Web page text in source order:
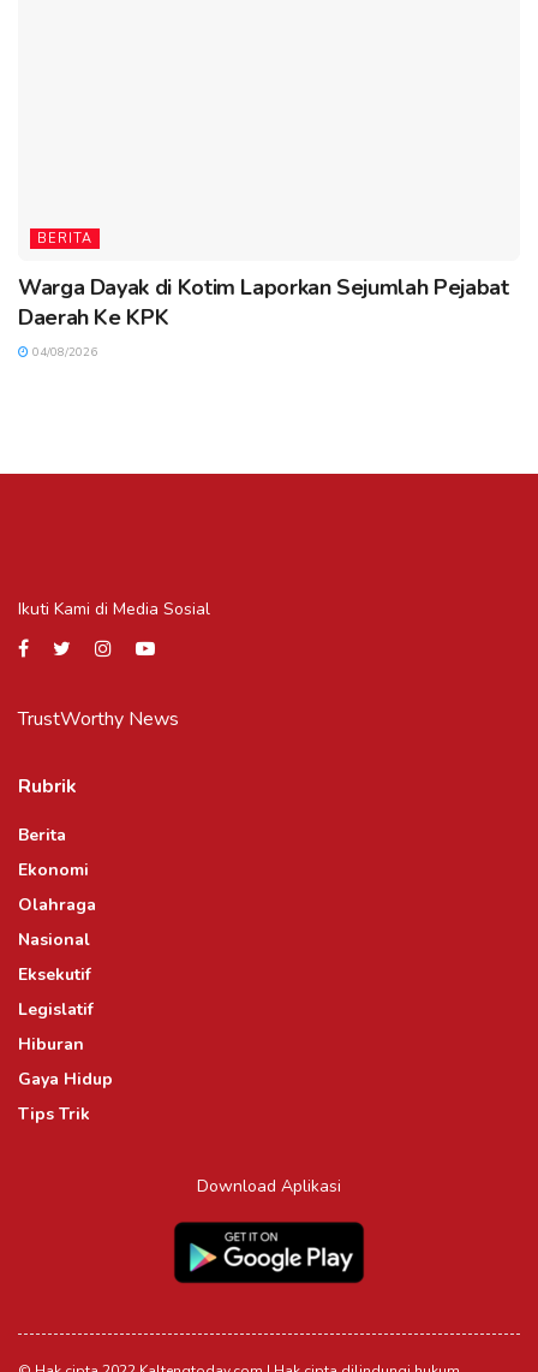
BERITA
Warga Dayak di Kotim Laporkan Sejumlah Pejabat
Daerah Ke KPK
04/08/2026
Ikuti Kami di Media Sosial
TrustWorthy News
Rubrik
Berita
Ekonomi
Olahraga
Nasional
Eksekutif
Legislatif
Hiburan
Gaya Hidup
Tips Trik
Download Aplikasi